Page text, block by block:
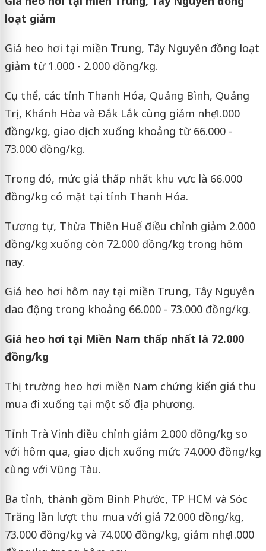
loạt giảm
Giá heo hơi tại miền Trung, Tây Nguyên đồng loạt
giảm từ 1.000 - 2.000 đồng/kg.
Cụ thể, các tỉnh Thanh Hóa, Quảng Bình, Quảng
Trị, Khánh Hòa và Đắk Lắk cùng giảm nhẹ 1.000
đồng/kg, giao dịch xuống khoảng từ 66.000 -
73.000 đồng/kg.
Trong đó, mức giá thấp nhất khu vực là 66.000
đồng/kg có mặt tại tỉnh Thanh Hóa.
Tương tự, Thừa Thiên Huế điều chỉnh giảm 2.000
đồng/kg xuống còn 72.000 đồng/kg trong hôm
nay.
Giá heo hơi hôm nay tại miền Trung, Tây Nguyên
dao động trong khoảng 66.000 - 73.000 đồng/kg.
Giá heo hơi tại Miền Nam thấp nhất là 72.000
đồng/kg
Thị trường heo hơi miền Nam chứng kiến giá thu
mua đi xuống tại một số địa phương.
Tỉnh Trà Vinh điều chỉnh giảm 2.000 đồng/kg so
với hôm qua, giao dịch xuống mức 74.000 đồng/kg
cùng với Vũng Tàu.
Ba tỉnh, thành gồm Bình Phước, TP HCM và Sóc
Trăng lần lượt thu mua với giá 72.000 đồng/kg,
73.000 đồng/kg và 74.000 đồng/kg, giảm nhẹ 1.000